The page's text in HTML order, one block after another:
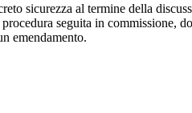
sicurezza al termine della
seguita in
emendamento.